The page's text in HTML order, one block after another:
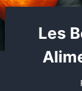
Les